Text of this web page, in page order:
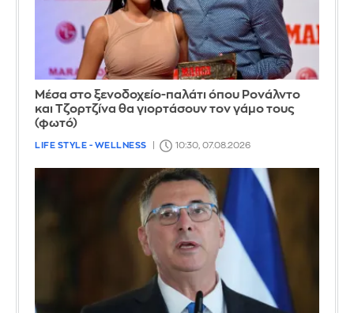
Μέσα στο ξενοδοχείο-παλάτι όπου Ρονάλντο
και Τζορτζίνα θα γιορτάσουν τον γάμο τους
(φωτό)
LIFE STYLE - WELLNESS 10:30, 07.08.2026